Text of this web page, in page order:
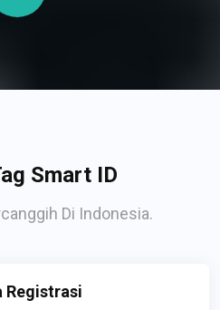
Smart ID
Di Indonesia.
Registrasi